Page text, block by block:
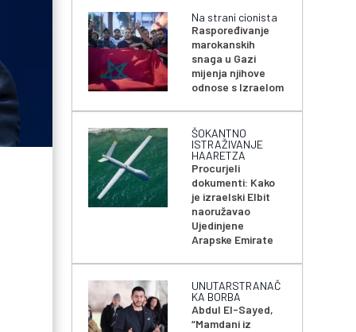
Na strani cionista
Raspoređivanje
marokanskih
snaga u Gazi
mijenja njihove
odnose s Izraelom
ŠOKANTNO
ISTRAŽIVANJE
HAARETZA
Procurjeli
dokumenti: Kako
je izraelski Elbit
naoružavao
Ujedinjene
Arapske Emirate
UNUTARSTRANAČ
KA BORBA
Abdul El-Sayed,
“Mamdani iz